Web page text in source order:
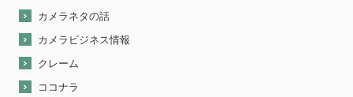
カメラネタの話
カメラビジネス情報
クレーム
ココナラ